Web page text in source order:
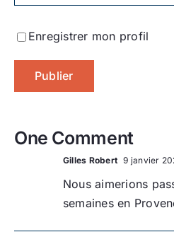
One Comment
Gilles Robert 9 janvier
Nous aimerions
semaines en
Enregistrer mon profil